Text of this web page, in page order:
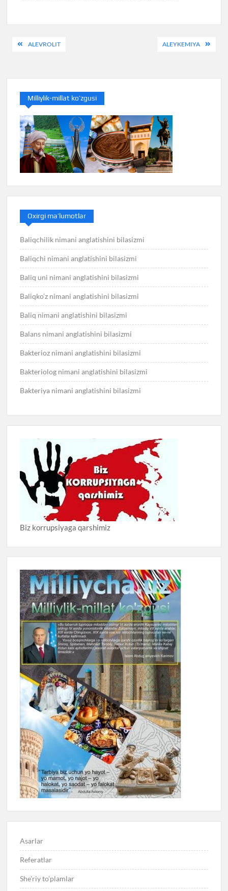
PostALEVROLIT ALEYKEMIYA
Milliylik-millat ko’zgusi
Oxirgi ma’lumotlar
Baliqchilik nimani anglatishini bilasizmi
Baliqchi nimani anglatishini bilasizmi
Baliq uni nimani anglatishini bilasizmi
Baliqko’z nimani anglatishini bilasizmi
Baliq nimani anglatishini bilasizmi
Balans nimani anglatishini bilasizmi
Bakterioz nimani anglatishini bilasizmi
Bakteriolog nimani anglatishini bilasizmi
Bakteriya nimani anglatishini bilasizmi
Biz korrupsiyaga qarshimiz
Asarlar
Referatlar
She’riy to’plamlar